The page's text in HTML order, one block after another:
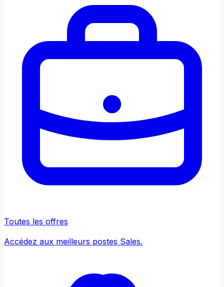
Toutes les offres
Accédez aux meilleurs postes Sales.